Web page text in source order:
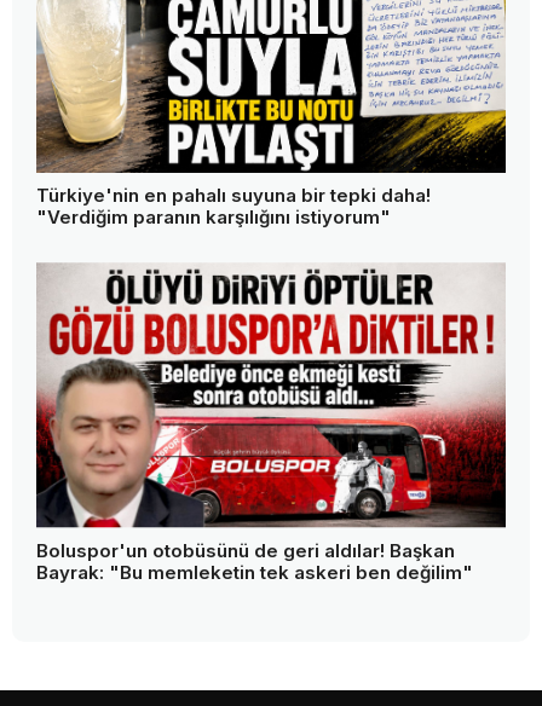
Türkiye'nin en pahalı suyuna bir tepki daha!
"Verdiğim paranın karşılığını istiyorum"
Boluspor'un otobüsünü de geri aldılar! Başkan
Bayrak: "Bu memleketin tek askeri ben değilim"